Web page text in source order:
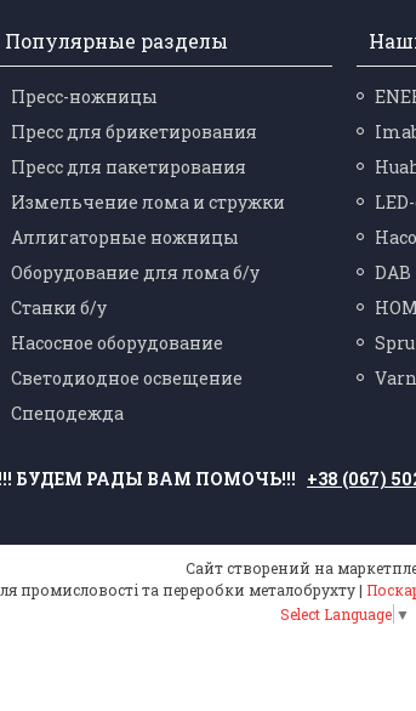
Популярные разделы
Пресс-ножницы
Пресс для брикетирования
Пресс для пакетирования
Измельчение лома и стружки
Аллигаторные ножницы
Оборудование для лома б/у
Станки б/у
Насосное оборудование
Светодиодное освещение
Спецодежда
DAB
БУДЕМ РАДЫ ВАМ ПОМОЧЬ!!! +38 (067)
Сайт створений на
Обладнання для промисловості та переробки металобрухту |
Select Language ▼